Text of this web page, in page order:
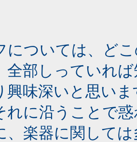
については、ど
全部しっていれ
興味深いと思い
れに沿うことで
、楽器に関して